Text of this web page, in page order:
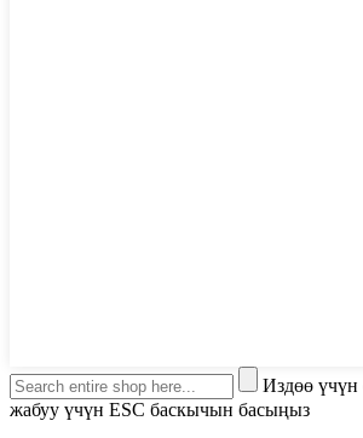
Издөө
жабуу үчүн ESC баскычын басыңыз